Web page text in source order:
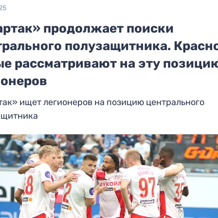
продолжает поиски
полузащитника.
рассматривают на эту
ищет легионеров на позицию центрального